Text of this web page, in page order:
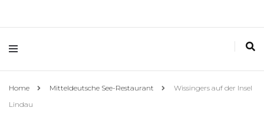
Home Mitteldeutsche See-Restaurant
Wissingers auf der Insel
Lindau